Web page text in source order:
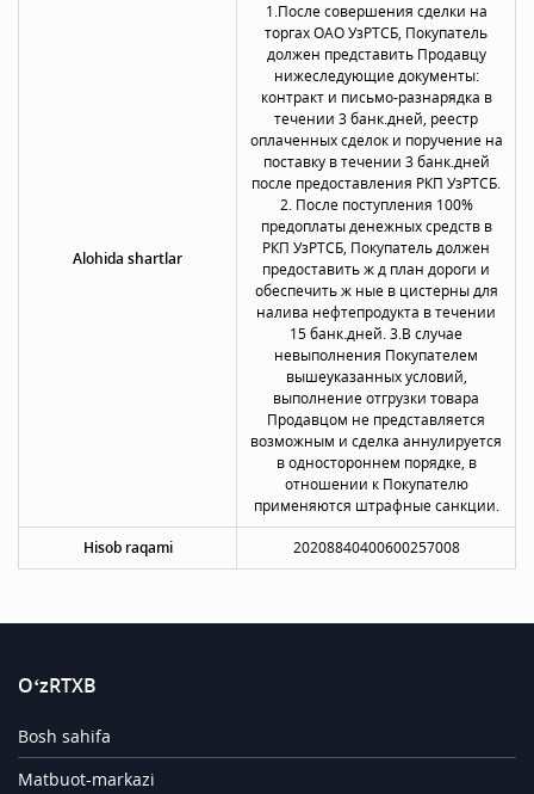
Alohida shartlar
1.После совершения сделки на
торгах ОАО УзРТСБ, Покупатель
должен представить Продавцу
нижеследующие документы:
контракт и письмо-разнарядка в
течении 3 банк.дней, реестр
оплаченных сделок и поручение на
поставку в течении 3 банк.дней
после предоставления РКП УзРТСБ.
2. После поступления 100%
предоплаты денежных средств в
РКП УзРТСБ, Покупатель должен
предоставить ж д план дороги и
обеспечить ж ные в цистерны для
налива нефтепродукта в течении
15 банк.дней. 3.В случае
невыполнения Покупателем
вышеуказанных условий,
выполнение отгрузки товара
Продавцом не представляется
возможным и сделка аннулируется
в одностороннем порядке, в
отношении к Покупателю
применяются штрафные санкции.
Hisob raqami 20208840400600257008
O‘zRTXB
Bosh sahifa
Matbuot-markazi